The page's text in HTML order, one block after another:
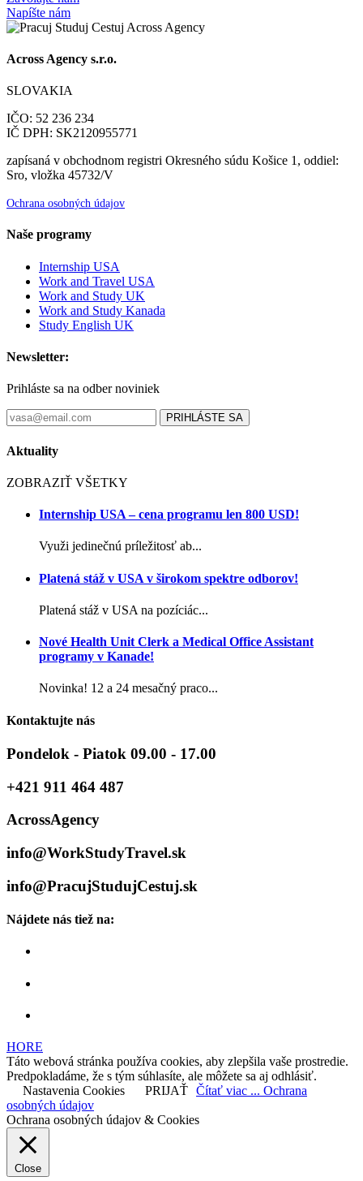
Napíšte nám
Across Agency s.r.o.
SLOVAKIA
IČO: 52 236 234
IČ DPH: SK2120955771
zapísaná v obchodnom registri Okresného súdu Košice 1, oddiel:
Sro, vložka 45732/V
Ochrana osobných údajov
Naše programy
Internship USA
Work and Travel USA
Work and Study UK
Work and Study Kanada
Study English UK
Newsletter:
Prihláste sa na odber noviniek
PRIHLÁSTE SA
Aktuality
ZOBRAZIŤ VŠETKY
Internship USA – cena programu len 800 USD!
Využi jedinečnú príležitosť ab...
Platená stáž v USA v širokom spektre odborov!
Platená stáž v USA na pozíciác...
Nové Health Unit Clerk a Medical Office Assistant
programy v Kanade!
Novinka! 12 a 24 mesačný praco...
Kontaktujte nás
Pondelok - Piatok 09.00 - 17.00
+421 911 464 487
AcrossAgency
info@WorkStudyTravel.sk
info@PracujStudujCestuj.sk
Nájdete nás tiež na:
HORE
Táto webová stránka používa cookies, aby zlepšila vaše prostredie.
Predpokladáme, že s tým súhlasíte, ale môžete sa aj odhlásiť.
Nastavenia Cookies
PRIJAŤ Čítať viac ... Ochrana
osobných údajov
Ochrana osobných údajov & Cookies
Close